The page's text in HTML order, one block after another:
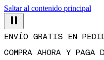
Saltar al contenido principal
COMPRA AHORA Y PAGA
ENTREGA EN 3–5 DÍAS